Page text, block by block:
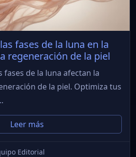
fases de la luna en la
regeneración de la piel
fases de la luna afectan la
de la piel. Optimiza tus
Leer más
Editorial